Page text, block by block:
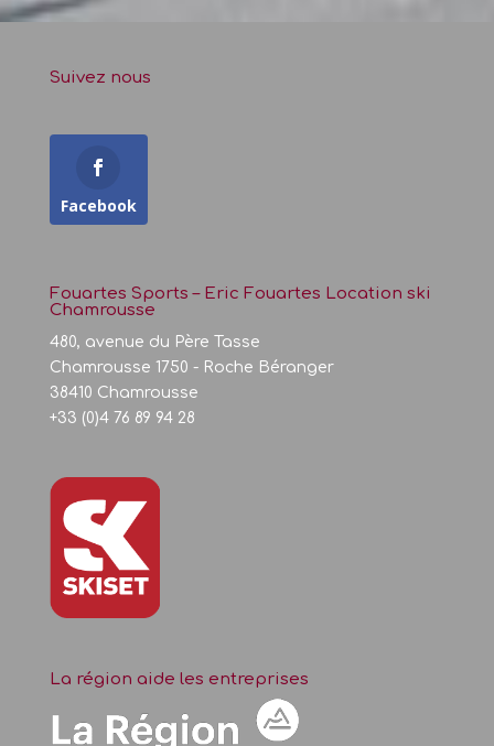
Suivez nous
Facebook
Fouartes Sports – Eric Fouartes Location ski
Chamrousse
480, avenue du Père Tasse
Chamrousse 1750 - Roche Béranger
38410 Chamrousse
+33 (0)4 76 89 94 28
La région aide les entreprises